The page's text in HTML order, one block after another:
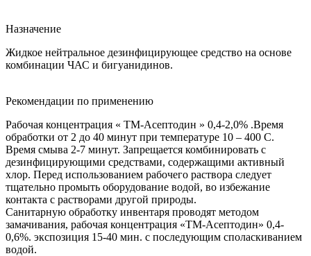
Назначение
Жидкое нейтральное дезинфицирующее средство на основе
комбинации ЧАС и бигуанидинов.
Рекомендации по применению
Рабочая концентрация « ТМ-Асептодин » 0,4-2,0% .Время
обработки от 2 до 40 минут при температуре 10 – 400 С.
Время смыва 2-7 минут. Запрещается комбинировать с
дезинфицирующими средствами, содержащими активный
хлор. Перед использованием рабочего раствора следует
тщательно промыть оборудование водой, во избежание
контакта с растворами другой природы.
Санитарную обработку инвентаря проводят методом
замачивания, рабочая концентрация «ТМ-Асептодин» 0,4-
0,6%. экспозиция 15-40 мин. с последующим споласкиванием
водой.